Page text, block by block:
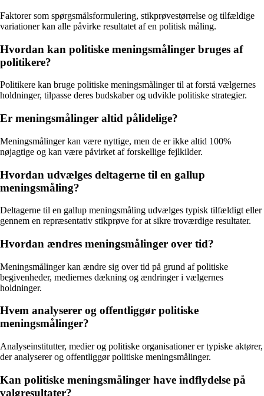
Faktorer som spørgsmålsformulering, stikprøvestørrelse og tilfældige
variationer kan alle påvirke resultatet af en politisk måling.
Hvordan kan politiske meningsmålinger bruges af
politikere?
Politikere kan bruge politiske meningsmålinger til at forstå vælgernes
holdninger, tilpasse deres budskaber og udvikle politiske strategier.
Er meningsmålinger altid pålidelige?
Meningsmålinger kan være nyttige, men de er ikke altid 100%
nøjagtige og kan være påvirket af forskellige fejlkilder.
Hvordan udvælges deltagerne til en gallup
meningsmåling?
Deltagerne til en gallup meningsmåling udvælges typisk tilfældigt eller
gennem en repræsentativ stikprøve for at sikre troværdige resultater.
Hvordan ændres meningsmålinger over tid?
Meningsmålinger kan ændre sig over tid på grund af politiske
begivenheder, mediernes dækning og ændringer i vælgernes
holdninger.
Hvem analyserer og offentliggør politiske
meningsmålinger?
Analyseinstitutter, medier og politiske organisationer er typiske aktører,
der analyserer og offentliggør politiske meningsmålinger.
Kan politiske meningsmålinger have indflydelse på
valgresultater?